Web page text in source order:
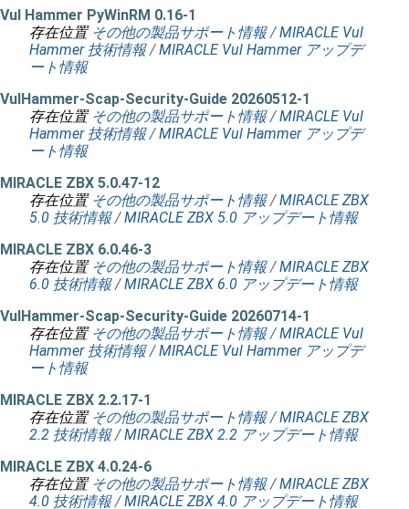
Vul Hammer PyWinRM 0.16-1
存在位置 その他の製品サポート情報 /MIRACLE Vul
Hammer 技術情報 /MIRACLE Vul Hammer アップデ
ート情報
VulHammer-Scap-Security-Guide 20260512-1
存在位置 その他の製品サポート情報 /MIRACLE Vul
Hammer 技術情報 /MIRACLE Vul Hammer アップデ
ート情報
MIRACLE ZBX 5.0.47-12
存在位置 その他の製品サポート情報 /MIRACLE ZBX
5.0 技術情報 /MIRACLE ZBX 5.0 アップデート情報
MIRACLE ZBX 6.0.46-3
存在位置 その他の製品サポート情報 /MIRACLE ZBX
6.0 技術情報 /MIRACLE ZBX 6.0 アップデート情報
VulHammer-Scap-Security-Guide 20260714-1
存在位置 その他の製品サポート情報 /MIRACLE Vul
Hammer 技術情報 /MIRACLE Vul Hammer アップデ
ート情報
MIRACLE ZBX 2.2.17-1
存在位置 その他の製品サポート情報 /MIRACLE ZBX
2.2 技術情報 /MIRACLE ZBX 2.2 アップデート情報
MIRACLE ZBX 4.0.24-6
存在位置 その他の製品サポート情報 /MIRACLE ZBX
4.0 技術情報 /MIRACLE ZBX 4.0 アップデート情報